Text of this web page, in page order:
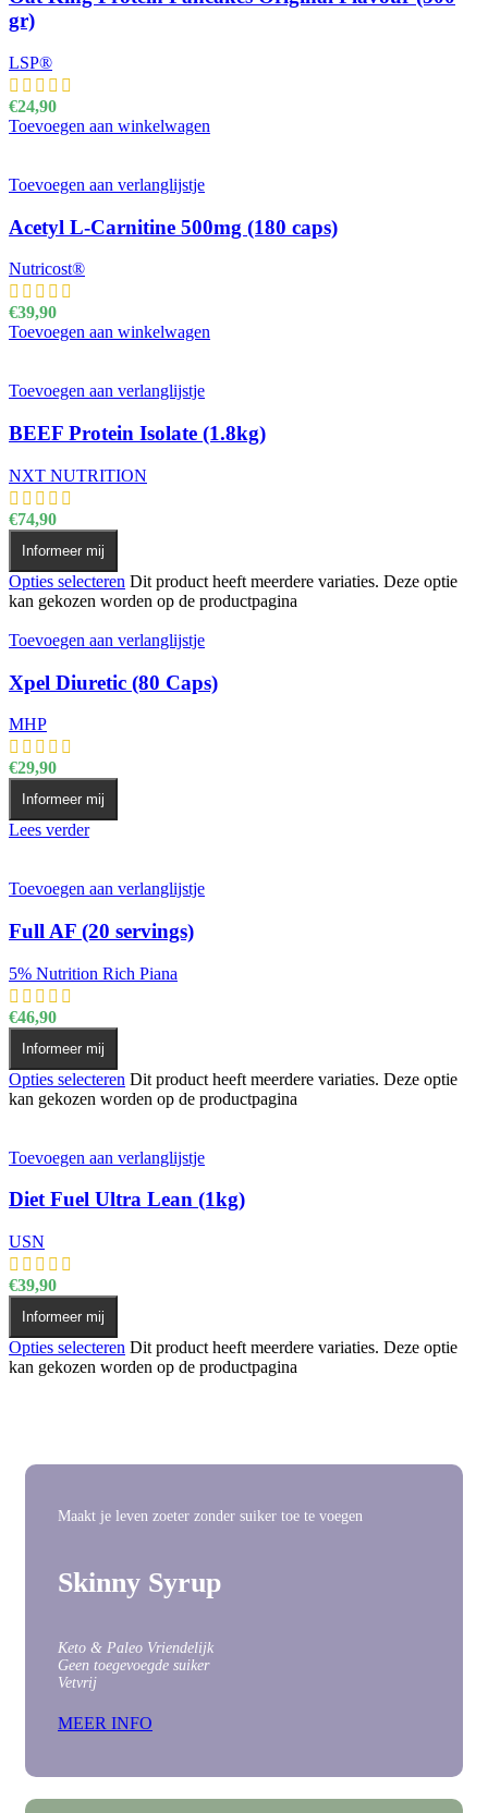
gr)
LSP®
€24,90
Toevoegen aan winkelwagen
Toevoegen aan verlanglijstje
Acetyl L-Carnitine 500mg (180 caps)
Nutricost®
€39,90
Toevoegen aan winkelwagen
Toevoegen aan verlanglijstje
BEEF Protein Isolate (1.8kg)
NXT NUTRITION
€74,90
Informeer mij
Opties selecteren Dit product heeft meerdere variaties. Deze optie
kan gekozen worden op de productpagina
Toevoegen aan verlanglijstje
Xpel Diuretic (80 Caps)
MHP
€29,90
Informeer mij
Lees verder
Toevoegen aan verlanglijstje
Full AF (20 servings)
5% Nutrition Rich Piana
€46,90
Informeer mij
Opties selecteren Dit product heeft meerdere variaties. Deze optie
kan gekozen worden op de productpagina
Toevoegen aan verlanglijstje
Diet Fuel Ultra Lean (1kg)
USN
€39,90
Informeer mij
Opties selecteren Dit product heeft meerdere variaties. Deze optie
kan gekozen worden op de productpagina
Maakt je leven zoeter zonder suiker toe te voegen
Skinny Syrup
Keto & Paleo Vriendelijk
Geen toegevoegde suiker
Vetvrij
MEER INFO